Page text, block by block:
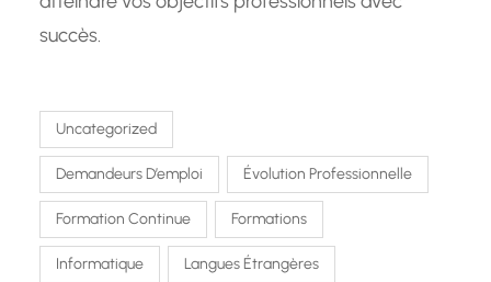
succès.
Uncategorized
Demandeurs D’emploi Évolution Professionnelle
Formation Continue Formations
Informatique Langues Étrangères